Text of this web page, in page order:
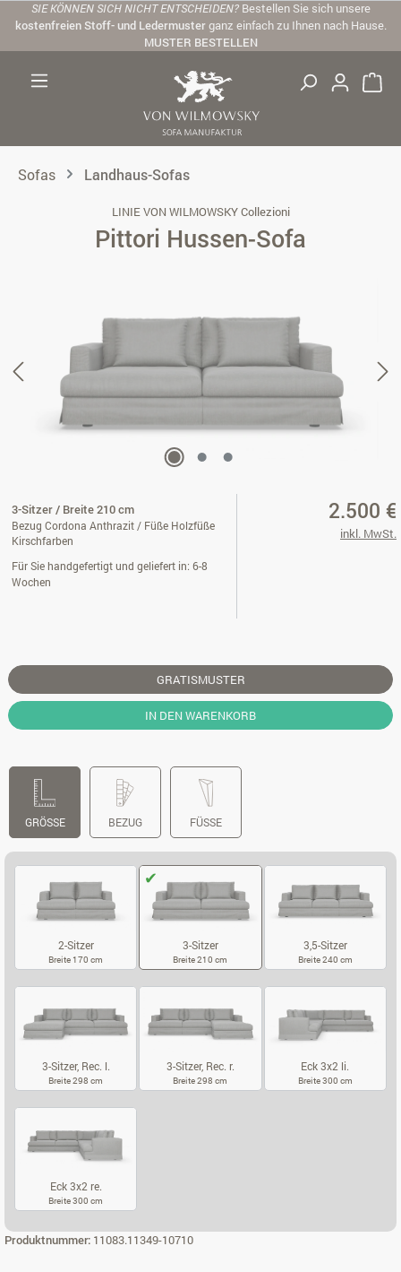
Zum Hauptinhalt springen
SIE KÖNNEN SICH NICHT ENTSCHEIDEN? Bestellen Sie sich unsere
kostenfreien Stoff- und Ledermusterganz einfach zu Ihnen nach Hause.
MUSTER BESTELLEN
Sofas Landhaus-Sofas
LINIE VON WILMOWSKY Collezioni
Pittori Hussen-Sofa
3-Sitzer / Breite 210 cm
Bezug Cordona Anthrazit / Füße Holzfüße
Kirschfarben
Für Sie handgefertigt und geliefert in: 6-8
Wochen
2.500 €
inkl. MwSt.
GRATISMUSTER
IN DEN WARENKORB
GRÖSSE BEZUG FÜSSE
2-Sitzer
Breite 170 cm
3-Sitzer
Breite 210 cm
3,5-Sitzer
Breite 240 cm
3-Sitzer, Rec. l.
Breite 298 cm
3-Sitzer, Rec. r.
Breite 298 cm
Eck 3x2 li.
Breite 300 cm
Eck 3x2 re.
Breite 300 cm
Produktnummer: 11083.11349-10710